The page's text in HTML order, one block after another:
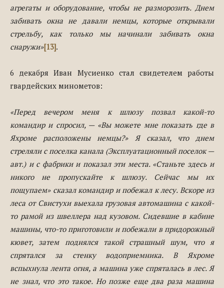
агрегаты и оборудование, чтобы не разморозить. Днем
забивать окна не давали немцы, которые открывали
стрельбу, как только мы начинали забивать окна
снаружи»[13].
6 декабря Иван Мусиенко стал свидетелем работы
гвардейских минометов:
«Перед вечером меня к шлюзу позвал какой-то
командир и спросил, — «Вы можете мне показать где в
Яхроме расположены немцы?» Я сказал, что днем
стреляли с поселка канала (Эксплуатационный поселок —
авт.) и с фабрики и показал эти места. «Станьте здесь и
никого не пропускайте к шлюзу. Сейчас мы их
пощупаем» сказал командир и побежал к лесу. Вскоре из
леса от Свистухи выехала грузовая автомашина с какой-
то рамой из швеллера над кузовом. Сидевшие в кабине
машины, что-то приготовили и побежали в придорожный
кювет, затем поднялся такой страшный шум, что я
спрятался за стенку водоприемника. В Яхроме
вспыхнула лента огня, а машина уже спряталась в лес. Я
не знал, что это такое. Но позже еще два раза машина